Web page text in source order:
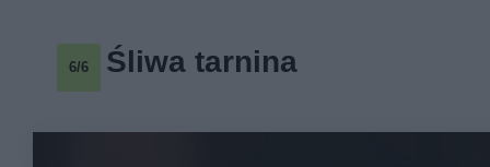
6/6 Śliwa tarnina